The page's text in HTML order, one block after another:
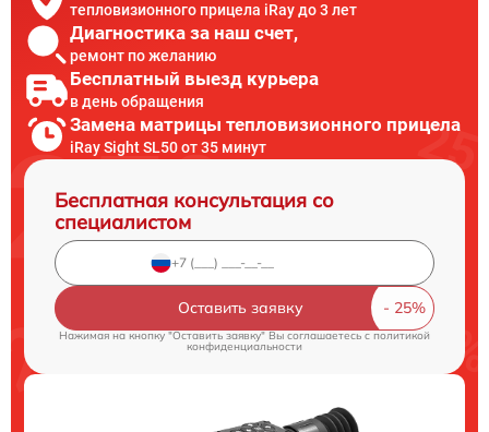
тепловизионного прицела iRay до 3 лет
Диагностика за наш счет,
ремонт по желанию
Бесплатный выезд курьера
в день обращения
Замена матрицы тепловизионного прицела
iRay Sight SL50 от 35 минут
Бесплатная консультация со
специалистом
Оставить заявку
Нажимая на кнопку "Оставить заявку" Вы соглашаетесь cполитикой
конфиденциальности